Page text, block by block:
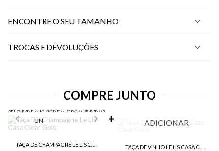
ENCONTRE O SEU TAMANHO
TROCAS E DEVOLUÇÕES
COMPRE JUNTO
SELECIONE O TAMANHO PARA ADICIONAR
UN ADICIONAR